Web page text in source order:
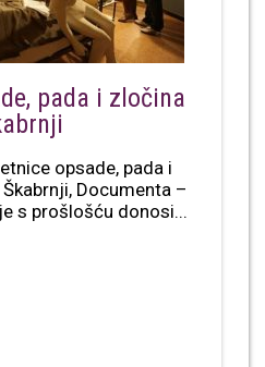
pada i zločina
opsade, pada i
Documenta –
s prošlošću donosi...